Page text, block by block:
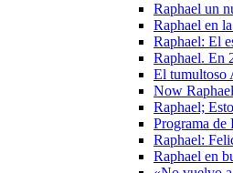
Raphael un
Raphael en
Raphael: El
Raphael. En
El tumultoso
Now
Raphael;
Programa de
Raphael:
Raphael en